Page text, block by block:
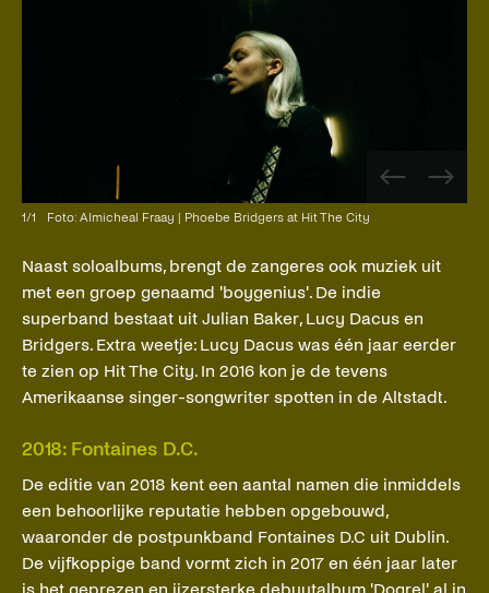
Vorige
afbeelding
1/1 Foto: Almicheal Fraay | Phoebe Bridgers at Hit The City
Naast soloalbums, brengt de zangeres ook muziek uit
met een groep genaamd 'boygenius'. De indie
superband bestaat uit Julian Baker, Lucy Dacus en
Bridgers. Extra weetje: Lucy Dacus was één jaar eerder
te zien op Hit The City. In 2016 kon je de tevens
Amerikaanse singer-songwriter spotten in de Altstadt.
2018: Fontaines D.C.
De editie van 2018 kent een aantal namen die inmiddels
een behoorlijke reputatie hebben opgebouwd,
waaronder de postpunkband Fontaines D.C uit Dublin.
De vijfkoppige band vormt zich in 2017 en één jaar later